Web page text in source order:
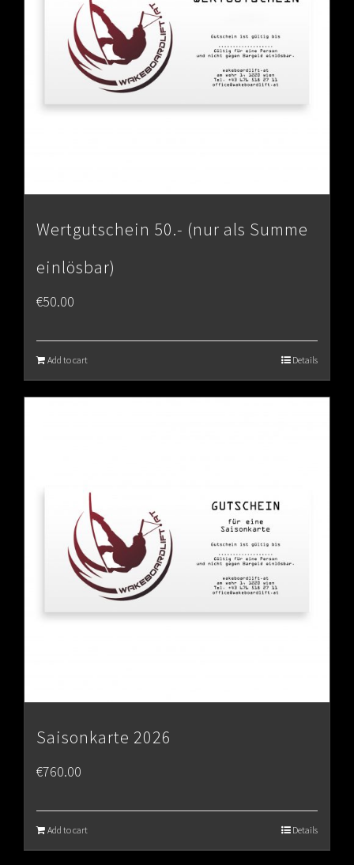
Wertgutschein 50.- (nur als Summe
einlösbar)
€50.00
Add to cart Details
Saisonkarte 2026
€760.00
Add to cart Details